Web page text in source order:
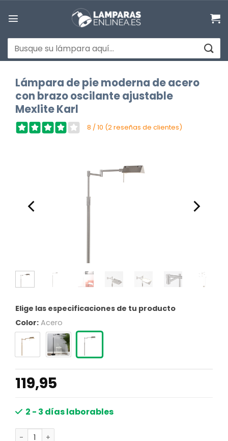
Buscar
por:
Lámpara de pie moderna de acero
con brazo oscilante ajustable
Mexlite Karl
8 / 10 (2 reseñas de clientes)
Elige las especificaciones de tu producto
Color: Acero
119,95
2 - 3 días laborables
Lámpara de pie moderna de acero con brazo oscilante